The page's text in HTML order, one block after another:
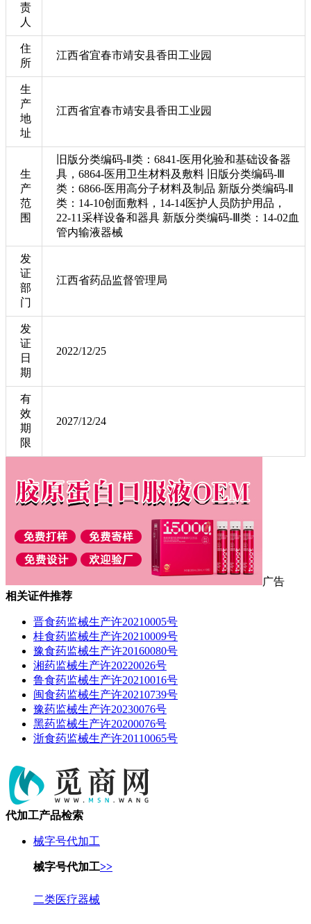
责
人
住
所
江西省宜春市靖安县香田工业园
生
产
地
址
江西省宜春市靖安县香田工业园
生
产
范
围
旧版分类编码-Ⅱ类：6841-医用化验和基础设备器
具，6864-医用卫生材料及敷料 旧版分类编码-Ⅲ
类：6866-医用高分子材料及制品 新版分类编码-Ⅱ
类：14-10创面敷料，14-14医护人员防护用品，
22-11采样设备和器具 新版分类编码-Ⅲ类：14-02血
管内输液器械
发
证
部
门
江西省药品监督管理局
发
证
日
期
2022/12/25
有
效
期
限
2027/12/24
广告
相关证件推荐
晋食药监械生产许20210005号
桂食药监械生产许20210009号
豫食药监械生产许20160080号
湘药监械生产许20220026号
鲁食药监械生产许20210016号
闽食药监械生产许20210739号
豫药监械生产许20230076号
黑药监械生产许20200076号
浙食药监械生产许20110065号
代加工产品检索
械字号代加工
械字号代加工>>
二类医疗器械